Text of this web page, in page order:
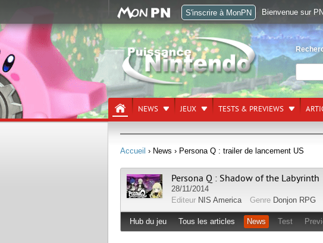
NEWS JEUX TESTS & PREVIEWS
Accueil › News › Persona Q : trailer de lancement US
Persona Q : Shadow of the Labyrinth
28/11/2014
Editeur NIS America Genre Donjon RPG
Hub du jeu Tous les articles News Test
S'inscrire à MonPN Bienvenue sur PN